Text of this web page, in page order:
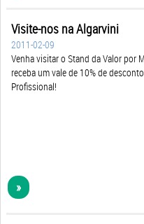
Visite-nos na Algarvini
2011-02-09
Venha visitar o Stand da Valor por
receba um vale de 10% de
Profissional!
»